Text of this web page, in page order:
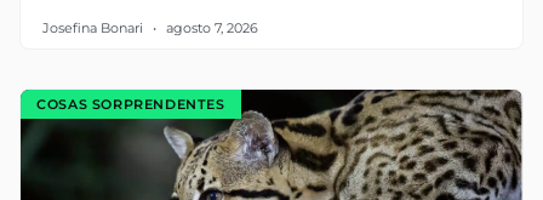
Josefina Bonari agosto 7, 2026
COSAS SORPRENDENTES